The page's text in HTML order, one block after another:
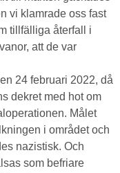
vi klamrade oss fast
tillfälliga återfall i
att de var
24 februari 2022, då
dekret med hot om
Målet
i området och
nazistisk. Och
som befriare